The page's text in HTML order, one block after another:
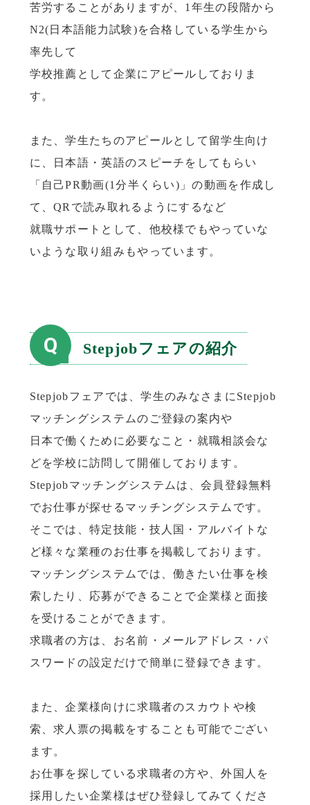
苦労することがありますが、1年生の段階から
N2(日本語能力試験)を合格している学生から
率先して
学校推薦として企業にアピールしておりま
す。
また、学生たちのアピールとして留学生向け
に、日本語・英語のスピーチをしてもらい
「自己PR動画(1分半くらい)」の動画を作成し
て、QRで読み取れるようにするなど
就職サポートとして、他校様でもやっていな
いような取り組みもやっています。
Q Stepjobフェアの紹介
Stepjobフェアでは、学生のみなさまにStepjob
マッチングシステムのご登録の案内や
日本で働くために必要なこと・就職相談会な
どを学校に訪問して開催しております。
Stepjobマッチングシステムは、会員登録無料
でお仕事が探せるマッチングシステムです。
そこでは、特定技能・技人国・アルバイトな
ど様々な業種のお仕事を掲載しております。
マッチングシステムでは、働きたい仕事を検
索したり、応募ができることで企業様と面接
を受けることができます。
求職者の方は、お名前・メールアドレス・パ
スワードの設定だけで簡単に登録できます。
また、企業様向けに求職者のスカウトや検
索、求人票の掲載をすることも可能でござい
ます。
お仕事を探している求職者の方や、外国人を
採用したい企業様はぜひ登録してみてくださ